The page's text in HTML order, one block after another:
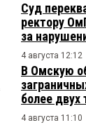
Суд
ректору
за
4 августа 12:12
В Омскую
более двух
4 августа 11:10